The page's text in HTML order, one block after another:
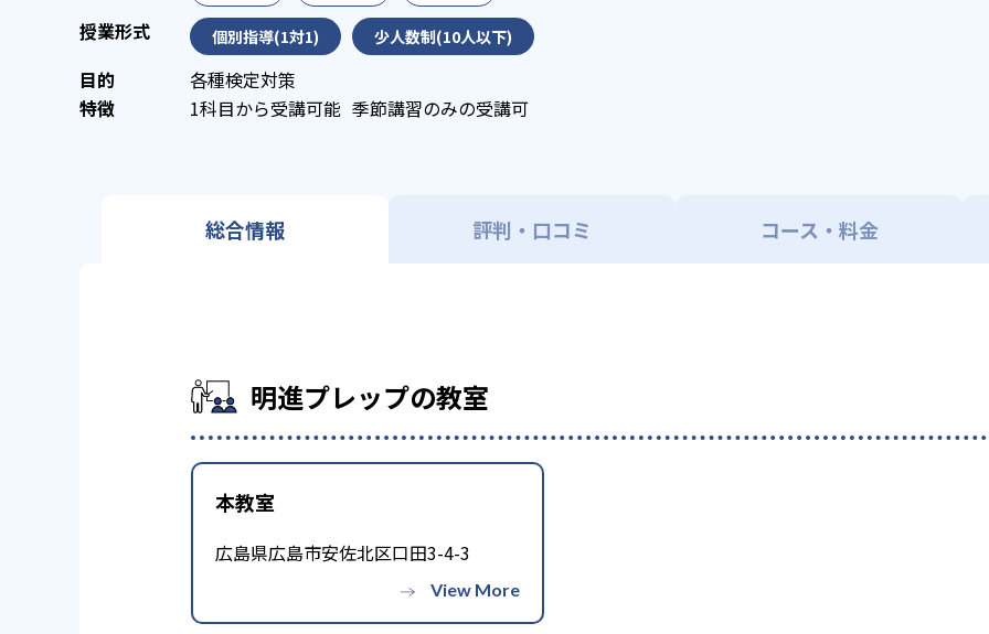
個別指導(1対1) 少人数制(10人以下)
各種検定対策
1科目から受講可能 季節講習のみの受講可
総合情報 評判・口コミ コース・料金
明進プレップの教室
本教室
広島県広島市安佐北区口田3-4-3